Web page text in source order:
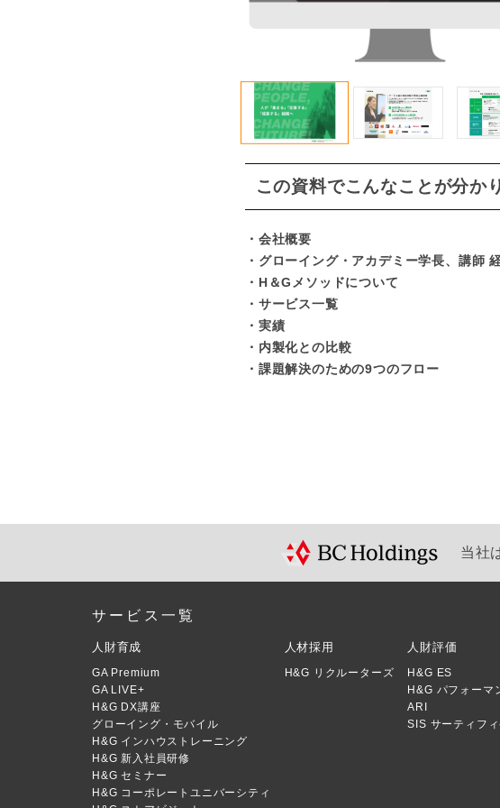
この資料でこんなことが分か
・会社概要
・グローイング・アカデミー学長、講師
・H＆Gメソッドについて
・サービス一覧
・実績
・内製化との比較
・課題解決のための9つのフロー
当社
サービス一覧
人財育成
GA Premium
GA LIVE+
H&G DX講座
グローイング・モバイル
H&G インハウストレーニング
H&G 新入社員研修
H&G セミナー
H&G コーポレートユニバーシティ
人材採用
H&G リクルーターズ
人財評価
H&G ES
H&G パフォーマ
ARI
SIS サーティフ